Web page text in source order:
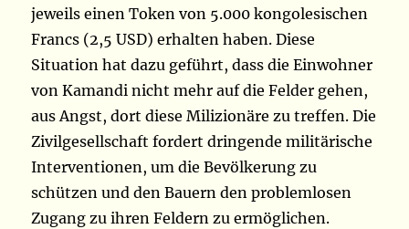
jeweils einen Token von 5.000 kongolesischen
Francs (2,5 USD) erhalten haben. Diese
Situation hat dazu geführt, dass die Einwohner
von Kamandi nicht mehr auf die Felder gehen,
aus Angst, dort diese Milizionäre zu treffen. Die
Zivilgesellschaft fordert dringende militärische
Interventionen, um die Bevölkerung zu
schützen und den Bauern den problemlosen
Zugang zu ihren Feldern zu ermöglichen.